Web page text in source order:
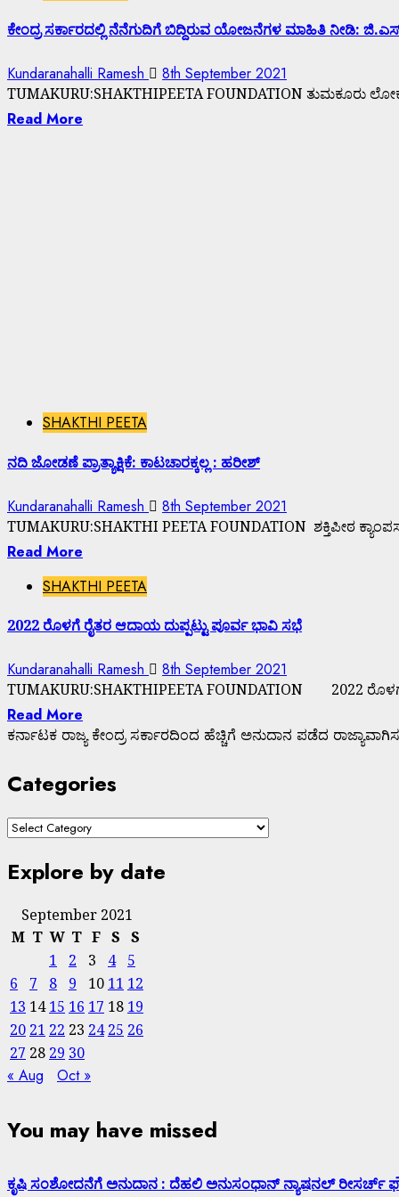
ಕೇಂದ್ರ ಸರ್ಕಾರದಲ್ಲಿ ನೆನೆಗುದಿಗೆ ಬಿದ್ದಿರುವ ಯೋಜನೆಗಳ ಮಾಹಿತಿ ನೀಡಿ:
Kundaranahalli Ramesh 8th September 2021
TUMAKURU:SHAKTHIPEETA FOUNDATION
Read More
SHAKTHI PEETA
ನದಿ ಜೋಡಣೆ ಪ್ರಾತ್ಯಾಕ್ಷಿಕೆ: ಕಾಟಚಾರಕ್ಕಲ್ಲ : ಹರೀಶ್
Kundaranahalli Ramesh 8th September 2021
TUMAKURU:SHAKTHI PEETA FOUNDATION ಶಕ್ತಿಪೀಠ
Read More
SHAKTHI PEETA
2022 ರೊಳಗೆ ರೈತರ ಆದಾಯ ದುಪ್ಪಟ್ಟು ಪೂರ್ವ ಭಾವಿ ಸಭೆ
Kundaranahalli Ramesh 8th September 2021
TUMAKURU:SHAKTHIPEETA FOUNDATION 2022
Read More
ಕರ್ನಾಟಕ ರಾಜ್ಯ ಕೇಂದ್ರ ಸರ್ಕಾರದಿಂದ ಹೆಚ್ಚಿಗೆ ಅನುದಾನ ಪಡೆದ
Categories
Explore by date
September 2021
M T W T F S S
1
2 3 4
5
6
7 8 9 10 11 12
13 14 15 16 17 18 19
20 21 22 23 24 25 26
27 28 29 30
« Aug Oct »
You may have missed
ಕೃಷಿ ಸಂಶೋದನೆಗೆ ಅನುದಾನ : ದೆಹಲಿ ಅನುಸಂಧಾನ್ ನ್ಯಾಷನಲ್